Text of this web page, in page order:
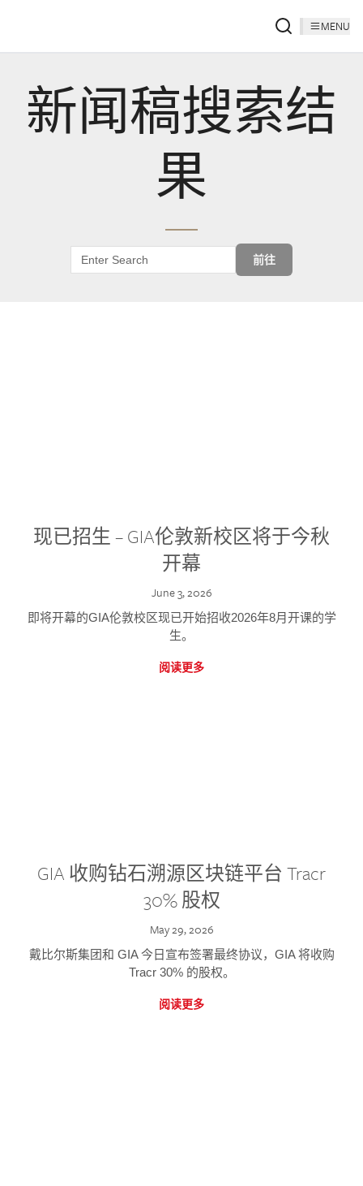
MENU
新闻稿搜索结
果
前往
现已招生 – GIA伦敦新校区将于今秋
开幕
June 3, 2026
即将开幕的GIA伦敦校区现已开始招收2026年8月开课的学
生。
阅读更多
GIA 收购钻石溯源区块链平台 Tracr
30% 股权
May 29, 2026
戴比尔斯集团和 GIA 今日宣布签署最终协议，GIA 将收购
Tracr 30% 的股权。
阅读更多